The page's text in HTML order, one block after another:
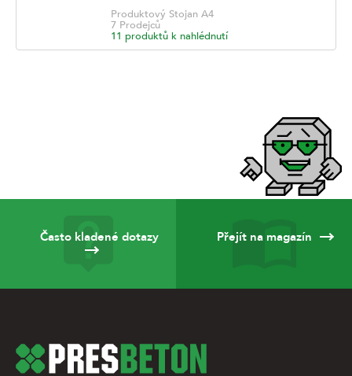
Produktový Stojan A4
7 Prodejců
11 produktů k nahlédnutí
Často kladené dotazy Přejít na magazín